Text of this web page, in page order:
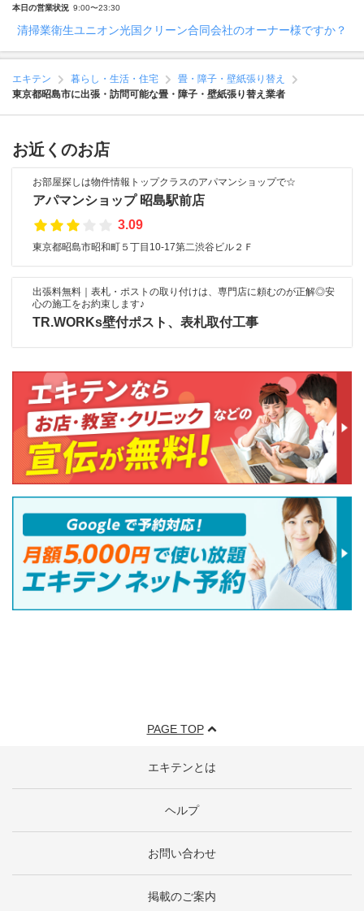
本日の営業状況 9:00〜23:30
清掃業衛生ユニオン光国クリーン合同会社のオーナー様ですか？
エキテン 暮らし・生活・住宅
畳・障子・壁紙張り替え
東京都昭島市に出張・訪問可能な畳・障子・壁紙張り替え業者
お近くのお店
お部屋探しは物件情報トップクラスのアパマンショップで☆
アパマンショップ 昭島駅前店
3.09
東京都昭島市昭和町５丁目10-17第二渋谷ビル２Ｆ
出張料無料｜表札・ポストの取り付けは、専門店に頼むのが正解◎安
心の施工をお約束します♪
TR.WORKs壁付ポスト、表札取付工事
PAGE TOP
エキテンとは
ヘルプ
お問い合わせ
掲載のご案内